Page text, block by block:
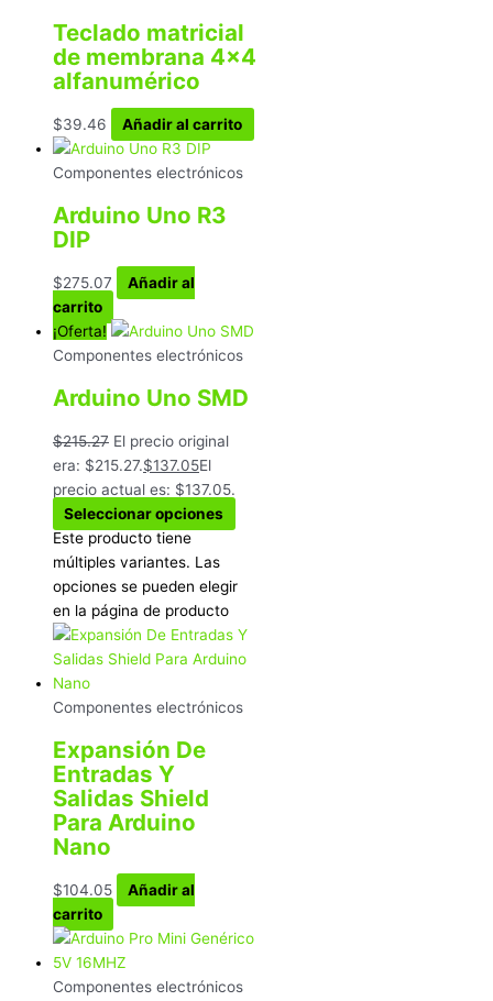
Teclado matricial
de membrana 4×4
alfanumérico
$39.46 Añadir al carrito
Componentes electrónicos
Arduino Uno R3
DIP
$275.07
Añadir al
carrito
¡Oferta!
Componentes electrónicos
Arduino Uno SMD
$215.27 El precio original
era: $215.27.$137.05El
precio actual es: $137.05.
Seleccionar opciones
Este producto tiene
múltiples variantes. Las
opciones se pueden elegir
en la página de producto
Componentes electrónicos
Expansión De
Entradas Y
Salidas Shield
Para Arduino
Nano
$104.05
Añadir al
carrito
Componentes electrónicos